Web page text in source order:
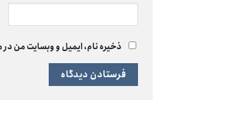
ذخیره نام، ایمیل و وبسایت من در